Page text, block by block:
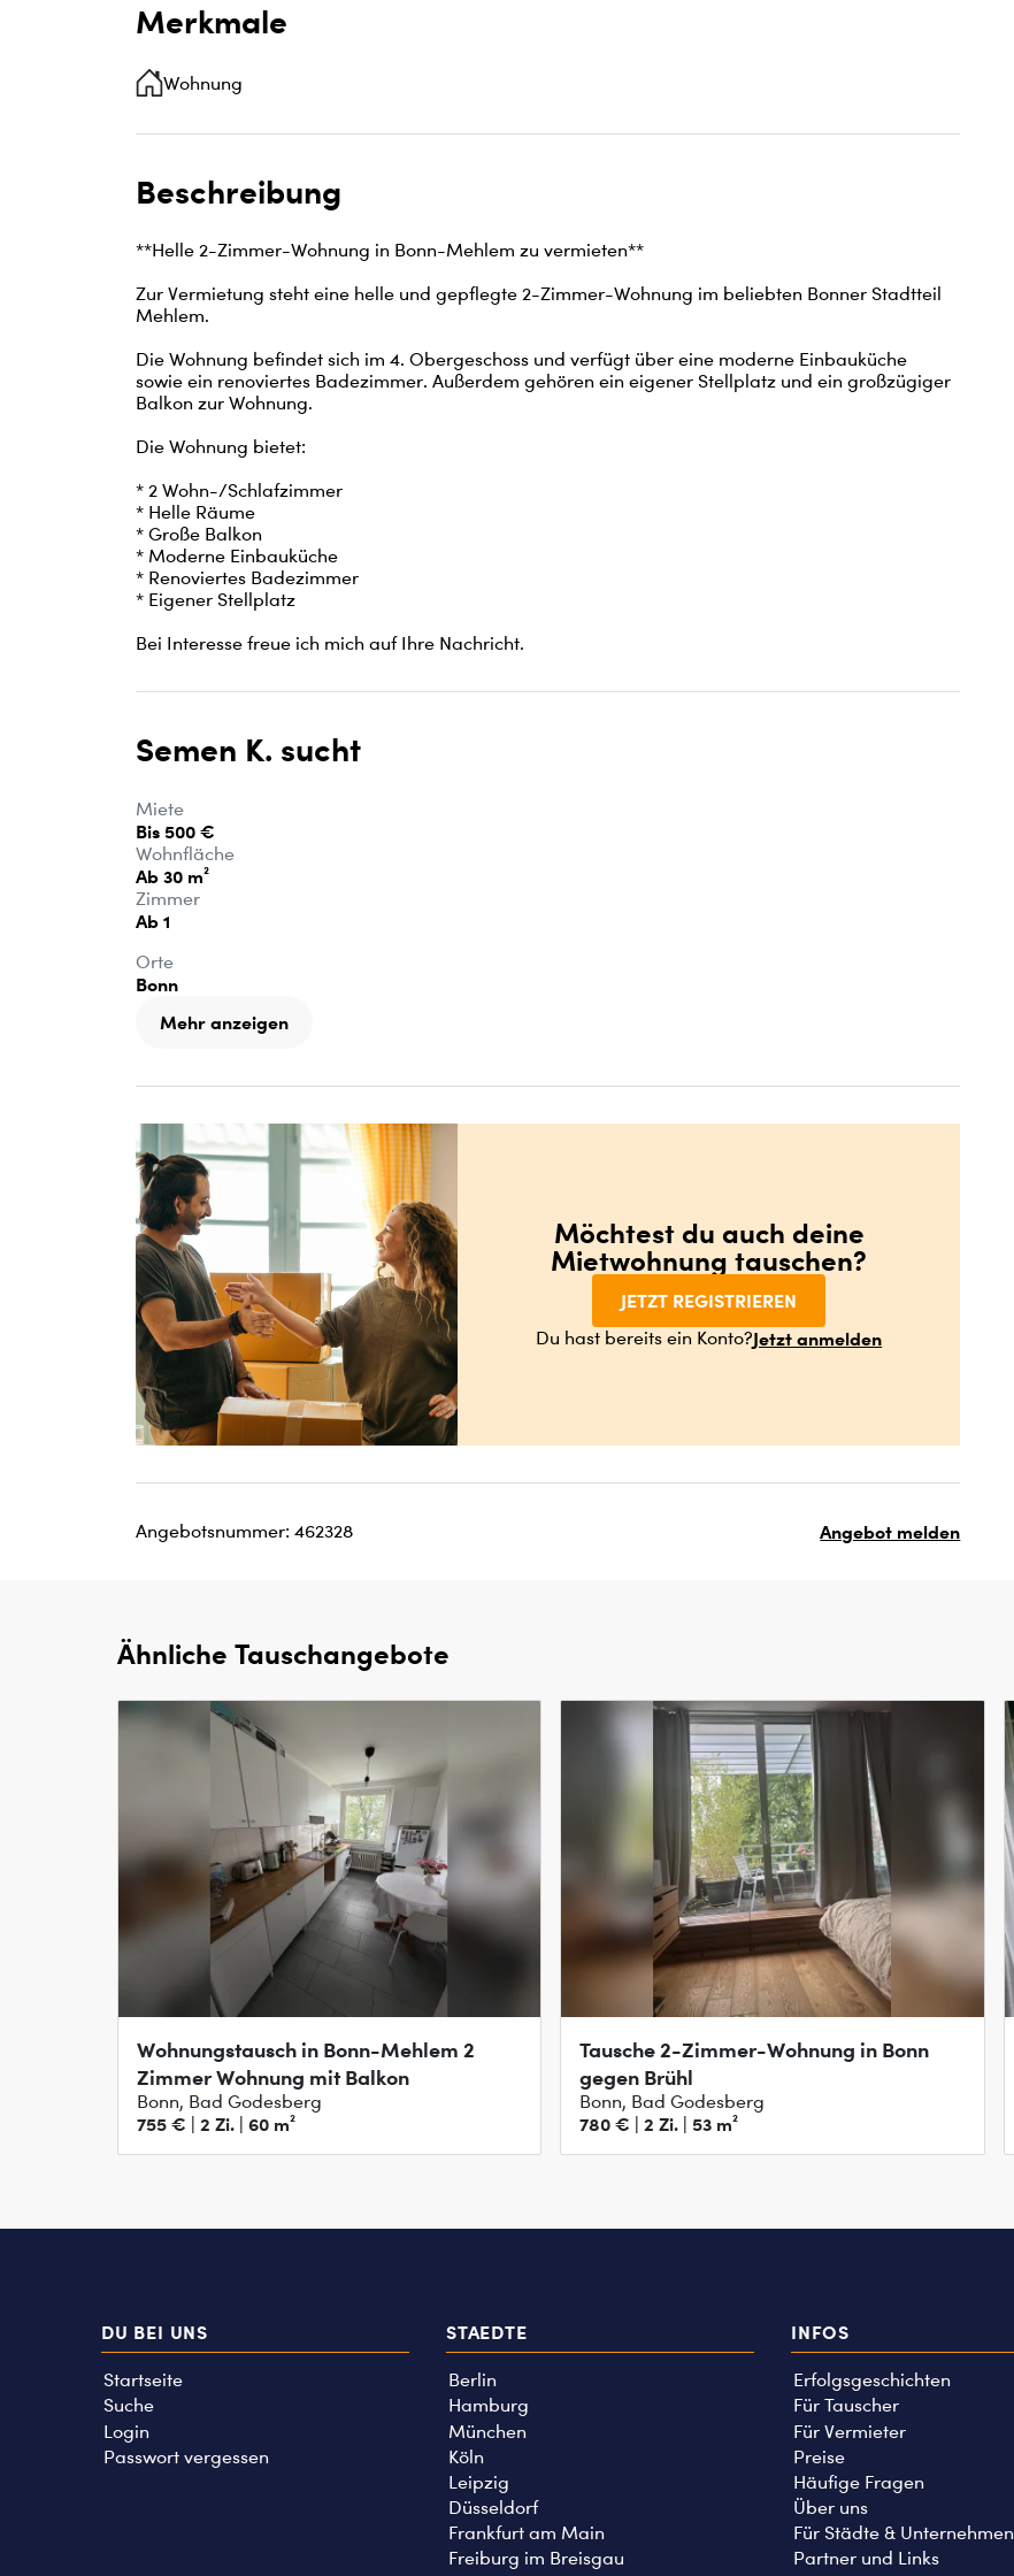
Merkmale
Wohnung
Beschreibung
**Helle 2-Zimmer-Wohnung in Bonn-Mehlem zu vermieten**
Zur Vermietung steht eine helle und gepflegte 2-Zimmer-Wohnung im beliebten Bonner Stadtteil
Mehlem.
Die Wohnung befindet sich im 4. Obergeschoss und verfügt über eine moderne Einbauküche
sowie ein renoviertes Badezimmer. Außerdem gehören ein eigener Stellplatz und ein großzügiger
Balkon zur Wohnung.
Die Wohnung bietet:
* 2 Wohn-/Schlafzimmer
* Helle Räume
* Große Balkon
* Moderne Einbauküche
* Renoviertes Badezimmer
* Eigener Stellplatz
Bei Interesse freue ich mich auf Ihre Nachricht.
Semen K. sucht
Miete
Bis 500 €
Wohnfläche
Ab 30 m²
Zimmer
Ab 1
Orte
Bonn
Mehr anzeigen
Möchtest du auch deine
Mietwohnung tauschen?
JETZT REGISTRIEREN
Du hast bereits ein Konto?Jetzt anmelden
Angebotsnummer: 462328 Angebot melden
Ähnliche Tauschangebote
Wohnungstausch in Bonn-Mehlem 2
Zimmer Wohnung mit Balkon
Bonn, Bad Godesberg
755 € | 2 Zi. | 60 m²
Tausche 2-Zimmer-Wohnung in Bonn
gegen Brühl
Bonn, Bad Godesberg
780 € | 2 Zi. | 53 m²
DU BEI UNS
Startseite
Suche
Login
Passwort vergessen
STAEDTE
Berlin
Hamburg
München
Köln
Leipzig
Düsseldorf
Frankfurt am Main
Freiburg im Breisgau
INFOS
Erfolgsgeschichten
Für Tauscher
Für Vermieter
Preise
Häufige Fragen
Über uns
Für Städte & Unternehmen
Partner und Links